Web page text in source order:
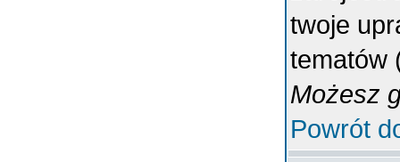
twoje
tematów
Możesz
Powrót